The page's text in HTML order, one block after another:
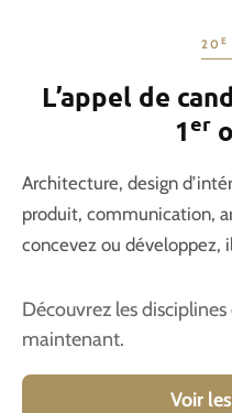
20 E
L’appel de
1er
Architecture, design
produit, communication,
concevez ou développez,
Découvrez les
maintenant.
Voir